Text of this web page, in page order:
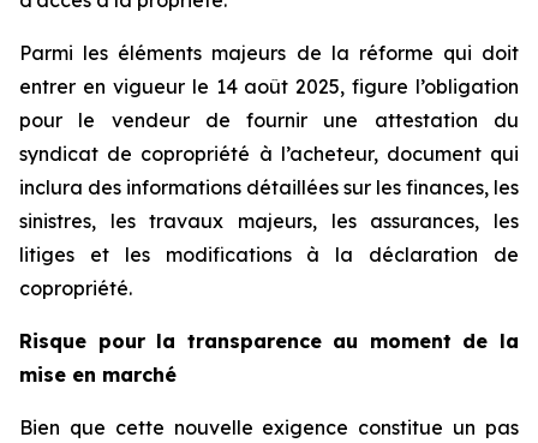
Parmi les éléments majeurs de la réforme qui doit
entrer en vigueur le 14 août 2025, figure l’obligation
pour le vendeur de fournir une attestation du
syndicat de copropriété à l’acheteur, document qui
inclura des informations détaillées sur les finances, les
sinistres, les travaux majeurs, les assurances, les
litiges et les modifications à la déclaration de
copropriété.
Risque pour la transparence au moment de la
mise en marché
Bien que cette nouvelle exigence constitue un pas